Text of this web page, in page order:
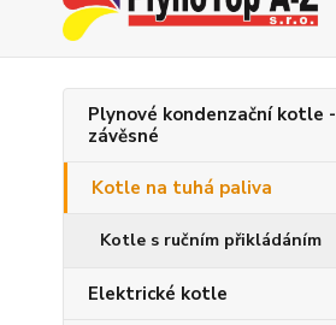
Plynové kondenzační kotle -
závěsné
Kotle na tuhá paliva
Kotle s ručním přikládáním
Elektrické kotle